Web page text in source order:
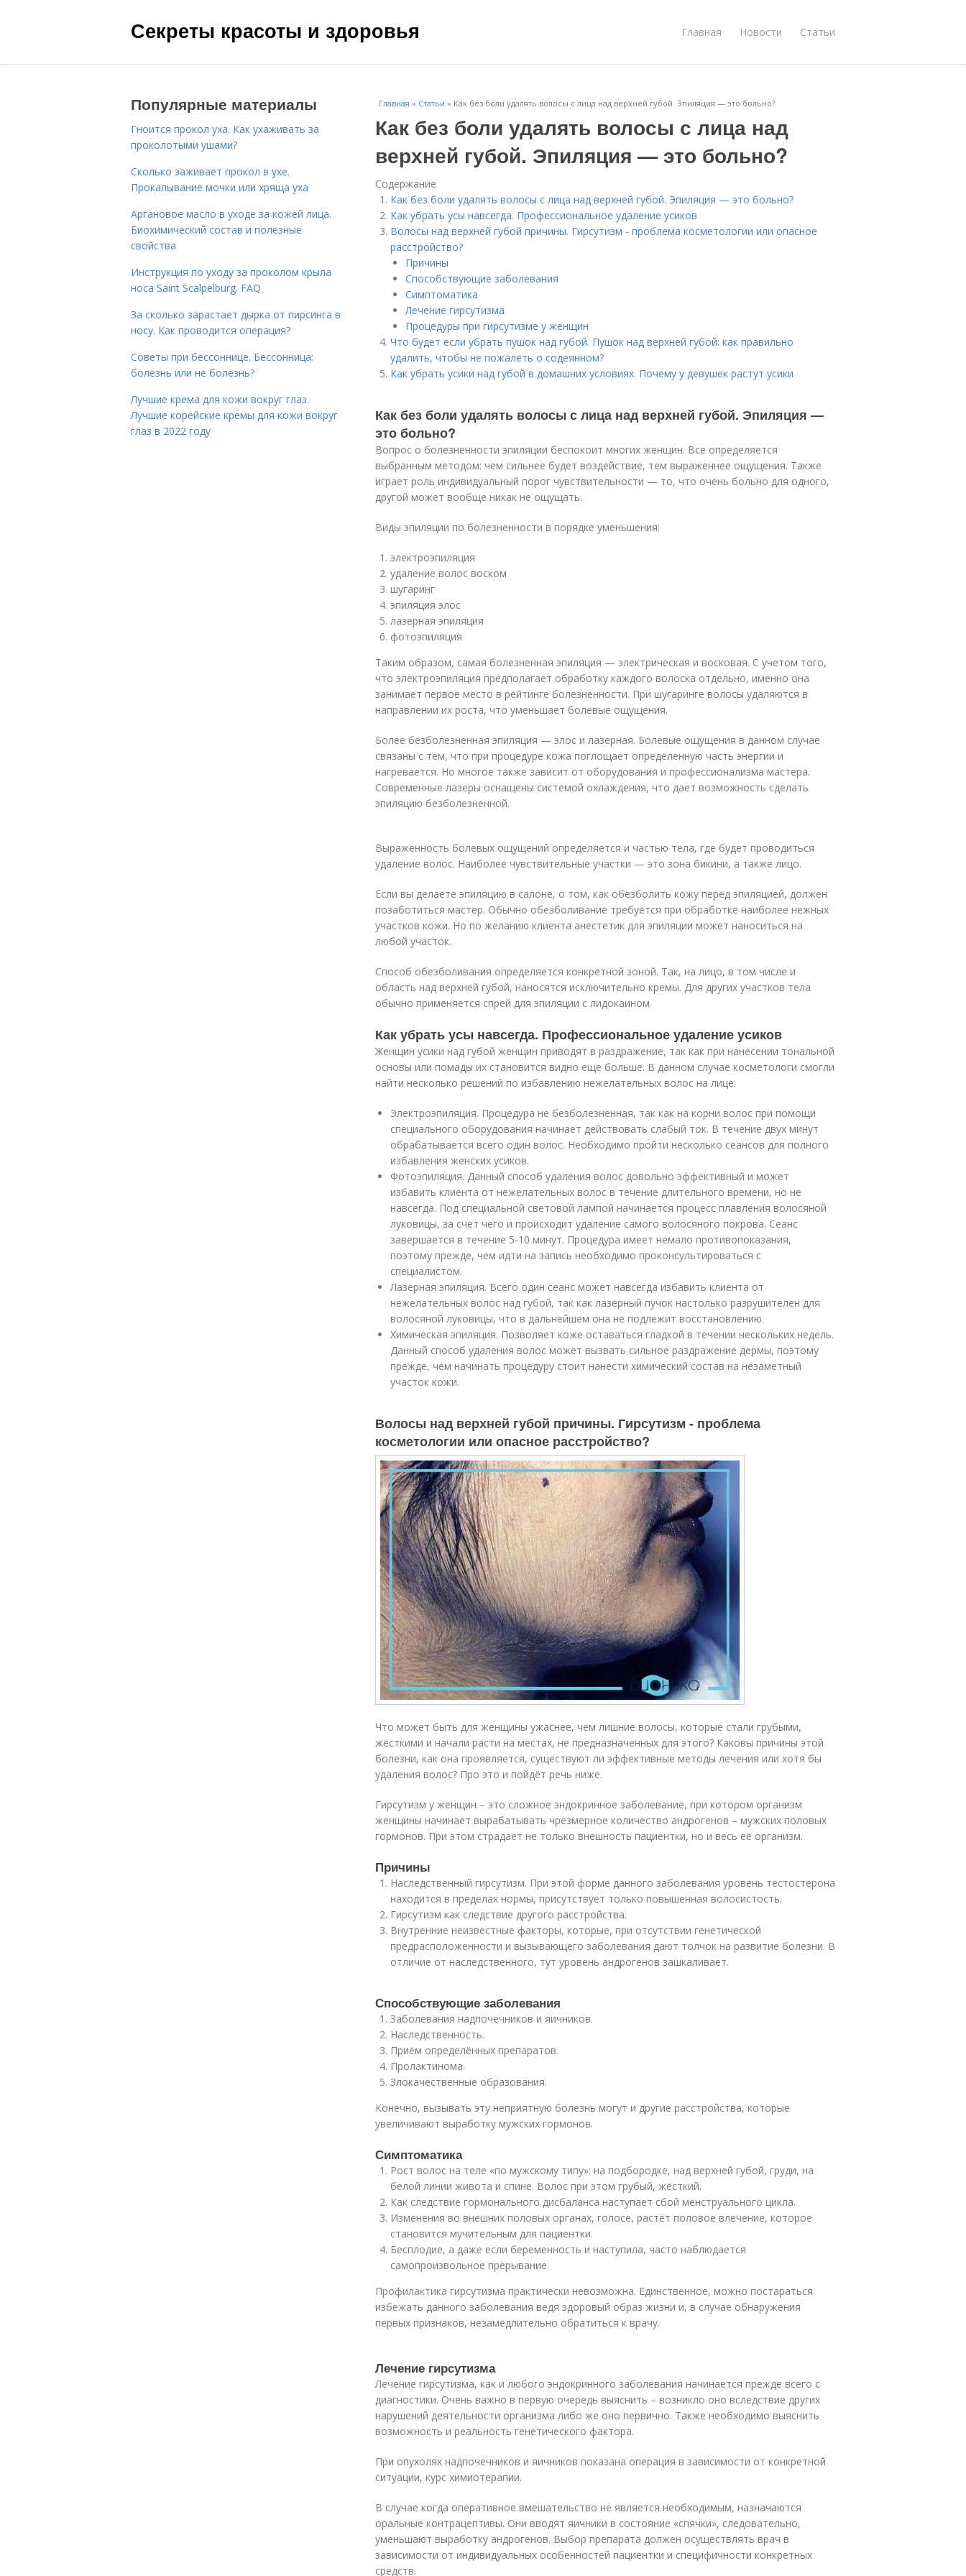
Секреты красоты и здоровья Главная Новости Статьи
Главная » Статьи » Как без боли удалять волосы с лица над верхней губой. Эпиляция — это больно?
Как без боли удалять волосы с лица над
верхней губой. Эпиляция — это больно?
Содержание
Как без боли удалять волосы с лица над верхней губой. Эпиляция — это больно?
Как убрать усы навсегда. Профессиональное удаление усиков
Волосы над верхней губой причины. Гирсутизм - проблема косметологии или опасное
расстройство?
Причины
Способствующие заболевания
Симптоматика
Лечение гирсутизма
Процедуры при гирсутизме у женщин
Что будет если убрать пушок над губой. Пушок над верхней губой: как правильно
удалить, чтобы не пожалеть о содеянном?
Как убрать усики над губой в домашних условиях. Почему у девушек растут усики
Как без боли удалять волосы с лица над верхней губой. Эпиляция —
это больно?
Вопрос о болезненности эпиляции беспокоит многих женщин. Все определяется
выбранным методом: чем сильнее будет воздействие, тем выраженнее ощущения. Также
играет роль индивидуальный порог чувствительности — то, что очень больно для одного,
другой может вообще никак не ощущать.
Виды эпиляции по болезненности в порядке уменьшения:
электроэпиляция
удаление волос воском
шугаринг
эпиляция элос
лазерная эпиляция
фотоэпиляция
Таким образом, самая болезненная эпиляция — электрическая и восковая. С учетом того,
что электроэпиляция предполагает обработку каждого волоска отдельно, именно она
занимает первое место в рейтинге болезненности. При шугаринге волосы удаляются в
направлении их роста, что уменьшает болевые ощущения.
Более безболезненная эпиляция — элос и лазерная. Болевые ощущения в данном случае
связаны с тем, что при процедуре кожа поглощает определенную часть энергии и
нагревается. Но многое также зависит от оборудования и профессионализма мастера.
Современные лазеры оснащены системой охлаждения, что дает возможность сделать
эпиляцию безболезненной.
Выраженность болевых ощущений определяется и частью тела, где будет проводиться
удаление волос. Наиболее чувствительные участки — это зона бикини, а также лицо.
Если вы делаете эпиляцию в салоне, о том, как обезболить кожу перед эпиляцией, должен
позаботиться мастер. Обычно обезболивание требуется при обработке наиболее нежных
участков кожи. Но по желанию клиента анестетик для эпиляции может наноситься на
любой участок.
Способ обезболивания определяется конкретной зоной. Так, на лицо, в том числе и
область над верхней губой, наносятся исключительно кремы. Для других участков тела
обычно применяется спрей для эпиляции с лидокаином.
Как убрать усы навсегда. Профессиональное удаление усиков
Женщин усики над губой женщин приводят в раздражение, так как при нанесении тональной
основы или помады их становится видно еще больше. В данном случае косметологи смогли
найти несколько решений по избавлению нежелательных волос на лице:
Электроэпиляция. Процедура не безболезненная, так как на корни волос при помощи
специального оборудования начинает действовать слабый ток. В течение двух минут
обрабатывается всего один волос. Необходимо пройти несколько сеансов для полного
избавления женских усиков.
Фотоэпиляция. Данный способ удаления волос довольно эффективный и может
избавить клиента от нежелательных волос в течение длительного времени, но не
навсегда. Под специальной световой лампой начинается процесс плавления волосяной
луковицы, за счет чего и происходит удаление самого волосяного покрова. Сеанс
завершается в течение 5-10 минут. Процедура имеет немало противопоказания,
поэтому прежде, чем идти на запись необходимо проконсультироваться с
специалистом.
Лазерная эпиляция. Всего один сеанс может навсегда избавить клиента от
нежелательных волос над губой, так как лазерный пучок настолько разрушителен для
волосяной луковицы, что в дальнейшем она не подлежит восстановлению.
Химическая эпиляция. Позволяет коже оставаться гладкой в течении нескольких недель.
Данный способ удаления волос может вызвать сильное раздражение дермы, поэтому
прежде, чем начинать процедуру стоит нанести химический состав на незаметный
участок кожи.
Волосы над верхней губой причины. Гирсутизм - проблема
косметологии или опасное расстройство?
Что может быть для женщины ужаснее, чем лишние волосы, которые стали грубыми,
жёсткими и начали расти на местах, не предназначенных для этого? Каковы причины этой
болезни, как она проявляется, существуют ли эффективные методы лечения или хотя бы
удаления волос? Про это и пойдёт речь ниже.
Гирсутизм у женщин – это сложное эндокринное заболевание, при котором организм
женщины начинает вырабатывать чрезмерное количество андрогенов – мужских половых
гормонов. При этом страдает не только внешность пациентки, но и весь её организм.
Причины
Наследственный гирсутизм. При этой форме данного заболевания уровень тестостерона
находится в пределах нормы, присутствует только повышенная волосистость.
Гирсутизм как следствие другого расстройства.
Внутренние неизвестные факторы, которые, при отсутствии генетической
предрасположенности и вызывающего заболевания дают толчок на развитие болезни. В
отличие от наследственного, тут уровень андрогенов зашкаливает.
Способствующие заболевания
Заболевания надпочечников и яичников.
Наследственность.
Приём определённых препаратов.
Пролактинома.
Злокачественные образования.
Конечно, вызывать эту неприятную болезнь могут и другие расстройства, которые
увеличивают выработку мужских гормонов.
Симптоматика
Рост волос на теле «по мужскому типу»: на подбородке, над верхней губой, груди, на
белой линии живота и спине. Волос при этом грубый, жёсткий.
Как следствие гормонального дисбаланса наступает сбой менструального цикла.
Изменения во внешних половых органах, голосе, растёт половое влечение, которое
становится мучительным для пациентки.
Бесплодие, а даже если беременность и наступила, часто наблюдается
самопроизвольное прерывание.
Профилактика гирсутизма практически невозможна. Единственное, можно постараться
избежать данного заболевания ведя здоровый образ жизни и, в случае обнаружения
первых признаков, незамедлительно обратиться к врачу.
Лечение гирсутизма
Лечение гирсутизма, как и любого эндокринного заболевания начинается прежде всего с
диагностики. Очень важно в первую очередь выяснить – возникло оно вследствие других
нарушений деятельности организма либо же оно первично. Также необходимо выяснить
возможность и реальность генетического фактора.
При опухолях надпочечников и яичников показана операция в зависимости от конкретной
ситуации, курс химиотерапии.
В случае когда оперативное вмешательство не является необходимым, назначаются
оральные контрацептивы. Они вводят яичники в состояние «спячки», следовательно,
уменьшают выработку андрогенов. Выбор препарата должен осуществлять врач в
зависимости от индивидуальных особенностей пациентки и специфичности конкретных
средств.
Популярные материалы
Гноится прокол уха. Как ухаживать за
проколотыми ушами?
Сколько заживает прокол в ухе.
Прокалывание мочки или хряща уха
Аргановое масло в уходе за кожей лица.
Биохимический состав и полезные
свойства
Инструкция по уходу за проколом крыла
носа Saint Scalpelburg. FAQ
За сколько зарастает дырка от пирсинга в
носу. Как проводится операция?
Советы при бессоннице. Бессонница:
болезнь или не болезнь?
Лучшие крема для кожи вокруг глаз.
Лучшие корейские кремы для кожи вокруг
глаз в 2022 году